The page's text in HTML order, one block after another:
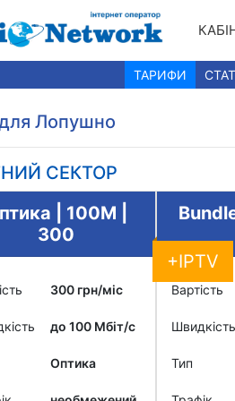
ТАРИФИ
Лопушно
СЕКТОР
| 100М |
300
300 грн/міс
до 100 Мбіт/c
Оптика
+IPTV
Вартість
Швидкість
Тип